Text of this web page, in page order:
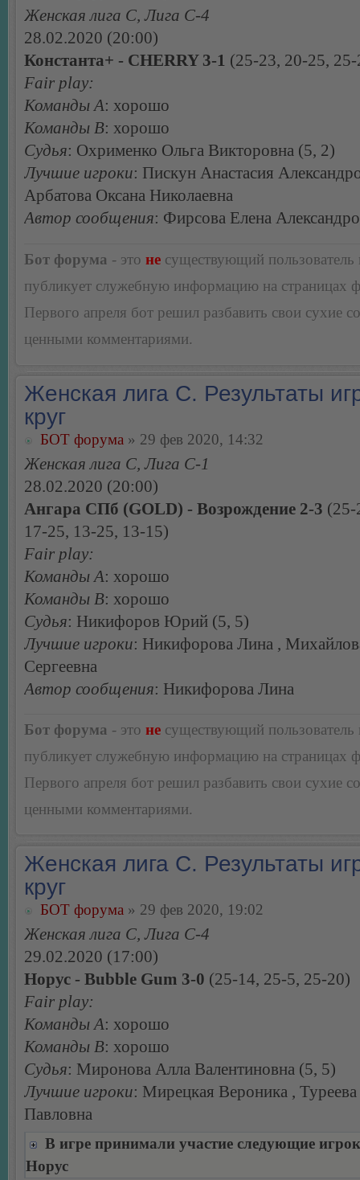
Женская лига С, Лига С-4
28.02.2020 (20:00)
Константа+ - CHERRY 3-1 (25-23, 20-25,
Fair play:
Команды А: хорошо
Команды В: хорошо
Судья: Охрименко Ольга Викторовна (5, 2)
Лучшие игроки: Пискун Анастасия
Арбатова Оксана Николаевна
Автор сообщения: Фирсова Елена
Бот форума - это не существующий пользователь
публикует служебную информацию на страницах
Первого апреля бот решил разбавить свои сухие
ценными комментариями.
Женская лига С. Результаты
круг
БОТ форума » 29 фев 2020, 14:32
Женская лига С, Лига С-1
28.02.2020 (20:00)
Ангара СПб (GOLD) - Возрождение 2-3 (25-
17-25, 13-25, 13-15)
Fair play:
Команды А: хорошо
Команды В: хорошо
Судья: Никифоров Юрий (5, 5)
Лучшие игроки: Никифорова Лина ,
Сергеевна
Автор сообщения: Никифорова Лина
Бот форума - это не существующий пользователь
публикует служебную информацию на страницах
Первого апреля бот решил разбавить свои сухие
ценными комментариями.
Женская лига С. Результаты
круг
БОТ форума » 29 фев 2020, 19:02
Женская лига С, Лига С-4
29.02.2020 (17:00)
Норус - Bubble Gum 3-0 (25-14, 25-5, 25-20)
Fair play:
Команды А: хорошо
Команды В: хорошо
Судья: Миронова Алла Валентиновна (5, 5)
Лучшие игроки: Мирецкая Вероника ,
Павловна
В игре принимали участие следующие
Норус